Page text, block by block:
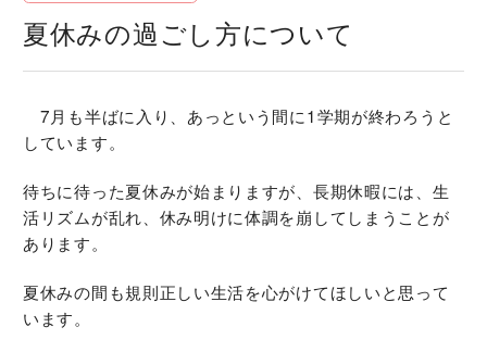
夏休みの過ごし方について
7月も半ばに入り、あっという間に1学期が終わろうと
しています。
待ちに待った夏休みが始まりますが、長期休暇には、生
活リズムが乱れ、休み明けに体調を崩してしまうことが
あります。
夏休みの間も規則正しい生活を心がけてほしいと思って
います。